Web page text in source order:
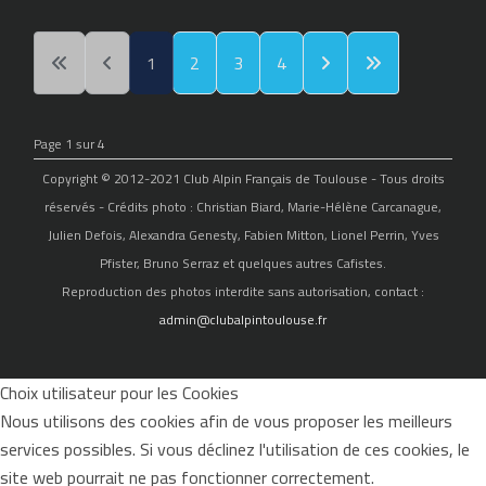
1 2 3 4
Page 1 sur 4
Copyright © 2012-2021 Club Alpin Français de Toulouse - Tous droits
réservés - Crédits photo : Christian Biard, Marie-Hélène Carcanague,
Julien Defois, Alexandra Genesty, Fabien Mitton, Lionel Perrin, Yves
Pfister, Bruno Serraz et quelques autres Cafistes.
Reproduction des photos interdite sans autorisation, contact :
admin@clubalpintoulouse.fr
Choix utilisateur pour les Cookies
Nous utilisons des cookies afin de vous proposer les meilleurs
services possibles. Si vous déclinez l'utilisation de ces cookies, le
site web pourrait ne pas fonctionner correctement.